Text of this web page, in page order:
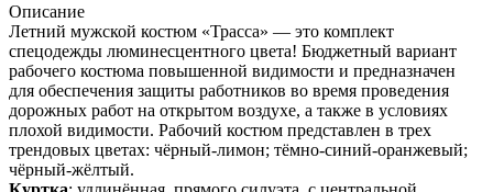
Описание
Летний мужской костюм «Трасса» — это комплект
спецодежды люминесцентного цвета! Бюджетный вариант
рабочего костюма повышенной видимости и предназначен
для обеспечения защиты работников во время проведения
дорожных работ на открытом воздухе, а также в условиях
плохой видимости. Рабочий костюм представлен в трех
трендовых цветах: чёрный-лимон; тёмно-синий-оранжевый;
чёрный-жёлтый.